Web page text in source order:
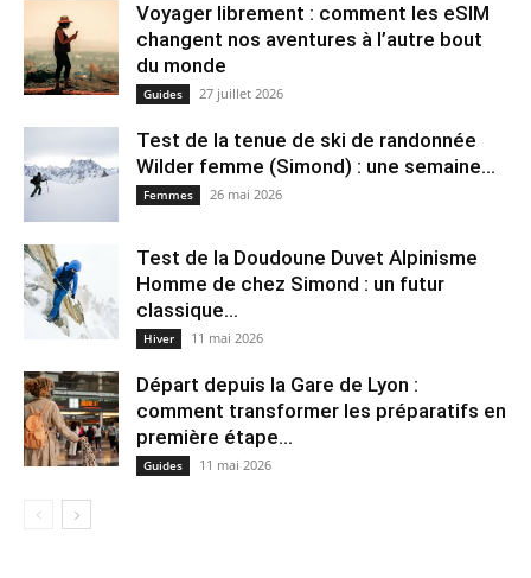
Voyager librement : comment les eSIM
changent nos aventures à l’autre bout
du monde
Guides 27 juillet 2026
Test de la tenue de ski de randonnée
Wilder femme (Simond) : une semaine...
Femmes 26 mai 2026
Test de la Doudoune Duvet Alpinisme
Homme de chez Simond : un futur
classique...
Hiver 11 mai 2026
Départ depuis la Gare de Lyon :
comment transformer les préparatifs en
pre⁠mière étape...
Guides 11 mai 2026